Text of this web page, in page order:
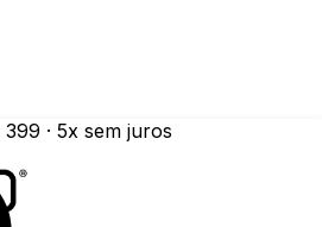
· 5x sem juros